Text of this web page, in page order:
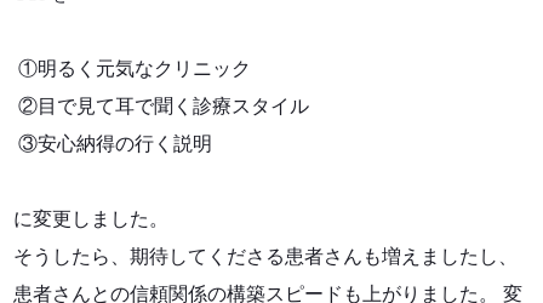
①明るく元気なクリニック
②目で見て耳で聞く診療スタイル
③安心納得の行く説明
に変更しました。
そうしたら、期待してくださる患者さんも増えましたし、
患者さんとの信頼関係の構築スピードも上がりました。 変